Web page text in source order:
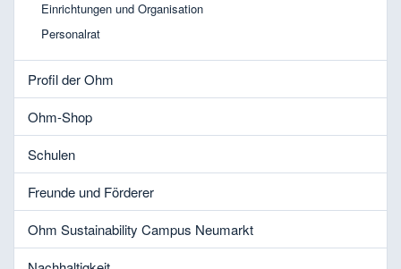
Einrichtungen und Organisation
Personalrat
Profil der Ohm
Ohm-Shop
Schulen
Freunde und Förderer
Ohm Sustainability Campus Neumarkt